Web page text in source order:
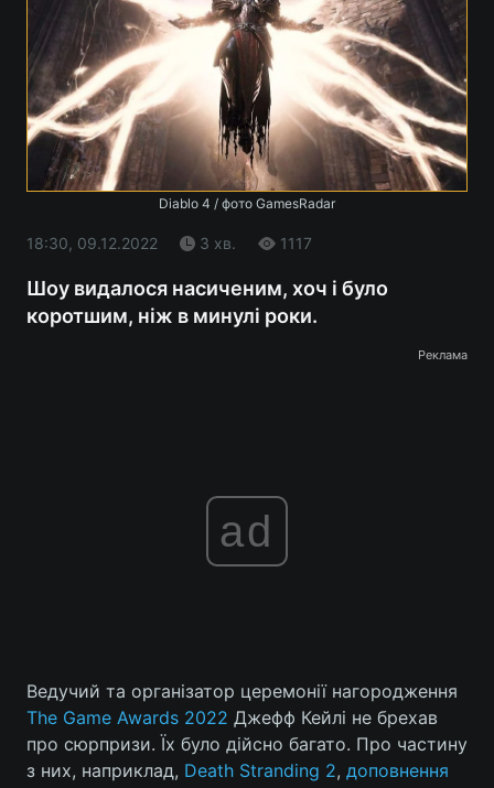
Diablo 4 / фото GamesRadar
18:30, 09.12.2022 3 хв. 1117
Шоу видалося насиченим, хоч і було
коротшим, ніж в минулі роки.
Реклама
ad
Ведучий та організатор церемонії нагородження
The Game Awards 2022 Джефф Кейлі не брехав
про сюрпризи. Їх було дійсно багато. Про частину
з них, наприклад, Death Stranding 2, доповнення